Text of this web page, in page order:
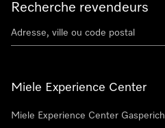
Recherche revendeurs
Miele Experience Center
Miele Experience Center Gasperich